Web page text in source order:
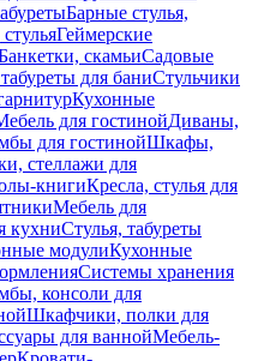
Барные стулья,
Геймерские
скамьиСадовые
для баниСтульчики
Кухонные
для гостинойДиваны,
для гостинойШкафы,
стеллажи для
книгиКресла, стулья для
Мебель для
кухниСтулья, табуреты
модулиКухонные
Системы хранения
консоли для
Шкафчики, полки для
для ваннойМебель-